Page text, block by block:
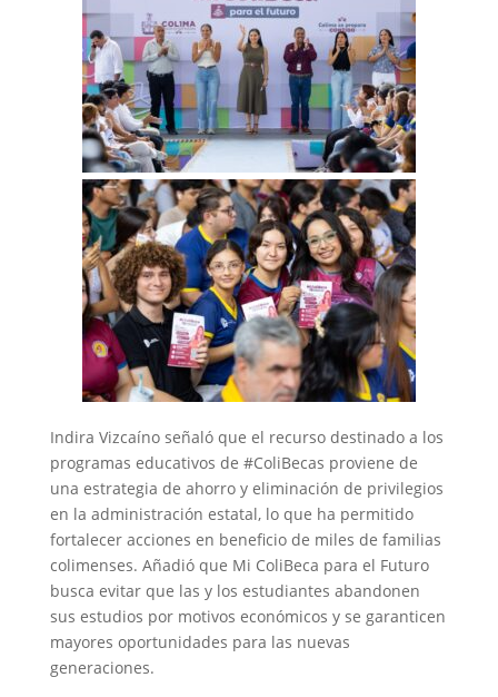
Indira Vizcaíno señaló que el recurso destinado a los
programas educativos de #ColiBecas proviene de
una estrategia de ahorro y eliminación de privilegios
en la administración estatal, lo que ha permitido
fortalecer acciones en beneficio de miles de familias
colimenses. Añadió que Mi ColiBeca para el Futuro
busca evitar que las y los estudiantes abandonen
sus estudios por motivos económicos y se garanticen
mayores oportunidades para las nuevas
generaciones.